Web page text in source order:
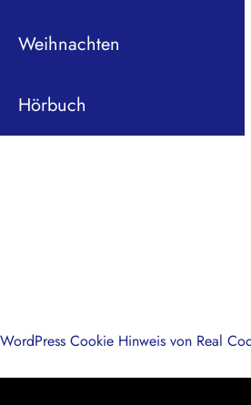
Weihnachten
Hörbuch
WordPress Cookie Hinweis von Real